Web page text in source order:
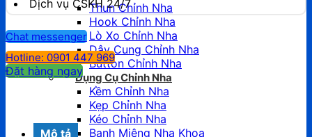
Thun Chỉnh Nha
Hook Chỉnh Nha
Lò Xo Chỉnh Nha
Dây Cung Chỉnh Nha
Button Chỉnh Nha
Dụng Cụ Chỉnh Nha
Kềm Chỉnh Nha
Kẹp Chỉnh Nha
Kéo Chỉnh Nha
Banh Miệng Nha Khoa
Dịch vụ CSKH 24/7
Chat messenger
Hotline: 0901 447 969
Đặt hàng ngay
Mô tả